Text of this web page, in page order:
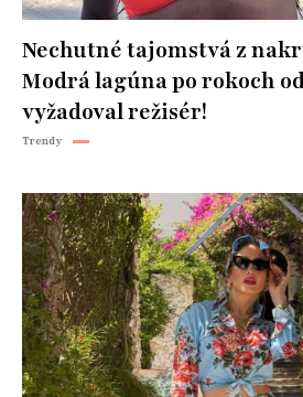
Nechutné tajomstvá z
Modrá lagúna po rokoch
vyžadoval režisér!
Trendy